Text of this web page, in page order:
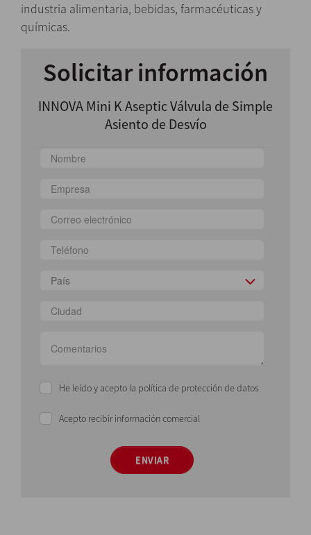
industria alimentaria, bebidas, farmacéuticas y
químicas.
Solicitar información
INNOVA Mini K Aseptic Válvula de Simple
Asiento de Desvío
País
He leído y acepto la política de protección de datos
Acepto recibir información comercial
ENVIAR